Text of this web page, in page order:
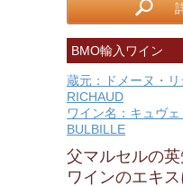
BMO輸入ワイン
蔵元：ドメーヌ・
RICHAUD
ワイン名：キュヴ
BULBILLE
父マルセルの
ワインのエキ